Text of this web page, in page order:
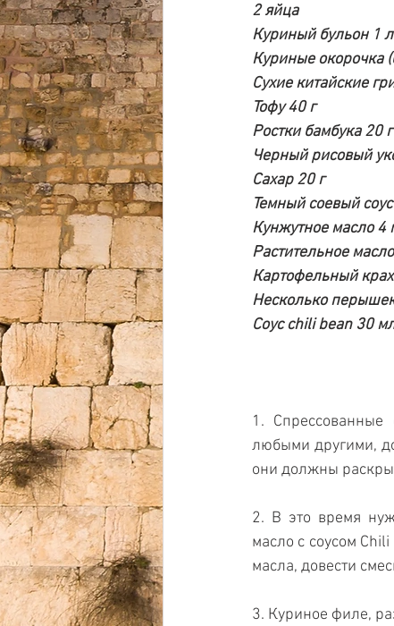
2 яйца
Куриный бульон 1 л
Куриные окорочка
Сухие китайские
Тофу 40 г
Ростки бамбука 20 г
Черный рисовый
Сахар 20 г
Темный соевый
Кунжутное масло 4
Растительное
Картофельный
Несколько
Соус chili bean 30
1.
любыми другими,
они должны
2. В это время
масло с соусом
масла, довести
3. Куриное филе,